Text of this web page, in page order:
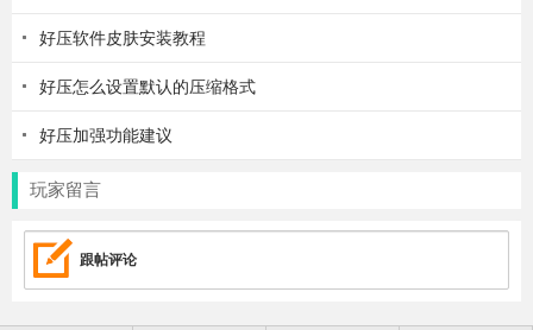
好压软件皮肤安装教程
好压怎么设置默认的压缩格式
好压加强功能建议
玩家留言
跟帖评论